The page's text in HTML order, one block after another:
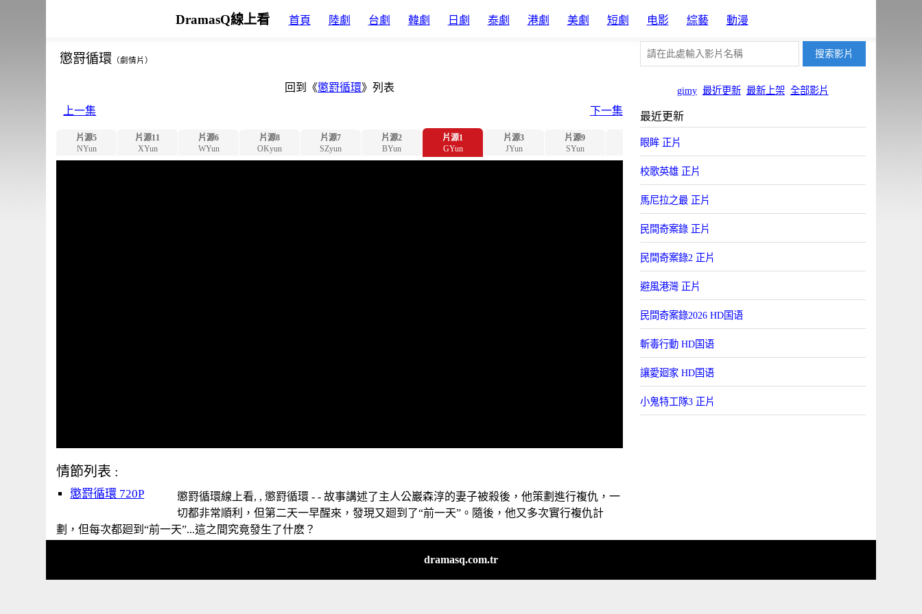
DramasQ線上看 首頁 陸劇 台劇 韓劇 日劇 泰劇 港劇 美劇 短劇 电影 綜藝 動漫
gimy 最近更新 最新上架 全部影片
懲罸循環 （劇情片）
回到《懲罸循環》列表
上一集
下一集
片源5
NYun
片源11
XYun
片源6
WYun
片源8
OKyun
片源7
SZyun
片源2
BYun
片源1
GYun
片源3
JYun
片源9
SYun
片源4
OYun
情節列表 :
懲罸循環 720P
懲罸循環線上看, , 懲罸循環 - - 故事講述了主人公巖森淳的妻子被殺後，他策劃進行複仇，一
切都非常順利，但第二天一早醒來，發現又廻到了“前一天”。隨後，他又多次實行複仇計
劃，但每次都廻到“前一天”...這之間究竟發生了什麽？
最近更新
眼眸 正片
校歌英雄 正片
馬尼拉之最 正片
民間奇案錄 正片
民間奇案錄2 正片
避風港灣 正片
民間奇案錄2026 HD国语
斬毒行動 HD国语
讓愛廻家 HD国语
小鬼特工隊3 正片
dramasq.com.tr